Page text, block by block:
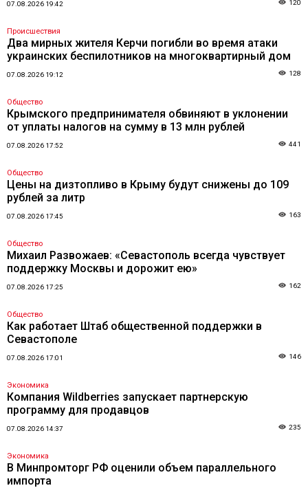
07.08.2026 19:42 120
Происшествия
Два мирных жителя Керчи погибли во время атаки
украинских беспилотников на многоквартирный дом
07.08.2026 19:12 128
Общество
Крымского предпринимателя обвиняют в уклонении
от уплаты налогов на сумму в 13 млн рублей
07.08.2026 17:52 441
Общество
Цены на дизтопливо в Крыму будут снижены до 109
рублей за литр
07.08.2026 17:45 163
Общество
Михаил Развожаев: «Севастополь всегда чувствует
поддержку Москвы и дорожит ею»
07.08.2026 17:25 162
Общество
Как работает Штаб общественной поддержки в
Севастополе
07.08.2026 17:01 146
Экономика
Компания Wildberries запускает партнерскую
программу для продавцов
07.08.2026 14:37 235
Экономика
В Минпромторг РФ оценили объем параллельного
импорта